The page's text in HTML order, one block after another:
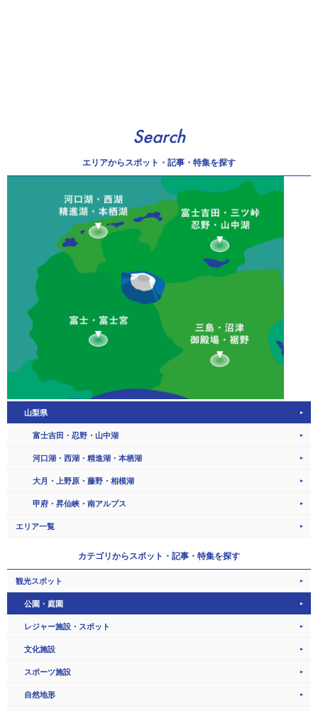
Search
エリアからスポット・記事・特集を探す
山梨県
富士吉田・忍野・山中湖
河口湖・西湖・精進湖・本栖湖
大月・上野原・藤野・相模湖
甲府・昇仙峡・南アルプス
エリア一覧
カテゴリからスポット・記事・特集を探す
観光スポット
公園・庭園
レジャー施設・スポット
文化施設
スポーツ施設
自然地形